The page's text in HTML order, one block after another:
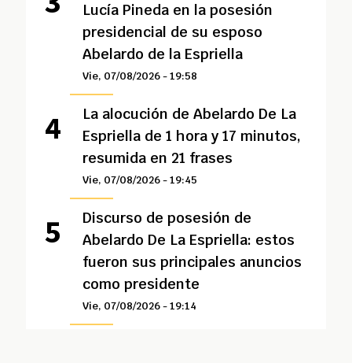
Lucía Pineda en la posesión
presidencial de su esposo
Abelardo de la Espriella
Vie, 07/08/2026 - 19:58
La alocución de Abelardo De La
Espriella de 1 hora y 17 minutos,
resumida en 21 frases
Vie, 07/08/2026 - 19:45
Discurso de posesión de
Abelardo De La Espriella: estos
fueron sus principales anuncios
como presidente
Vie, 07/08/2026 - 19:14